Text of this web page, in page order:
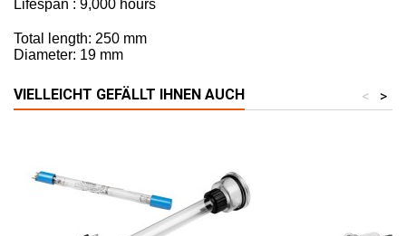
Lifespan : 9,000 hours
Total length: 250 mm
Diameter: 19 mm
VIELLEICHT GEFÄLLT IHNEN AUCH >
<